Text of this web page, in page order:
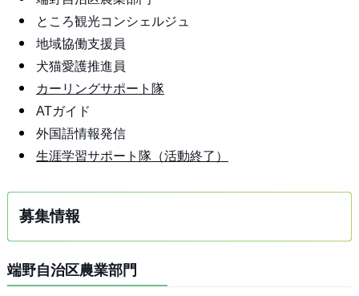
ところ観光コンシェルジュ
地域協働支援員
犬猫愛護推進員
カーリングサポート隊
ATガイド
外国語情報発信
生涯学習サポート隊（活動終了）
募集情報
端野自治区農業部門